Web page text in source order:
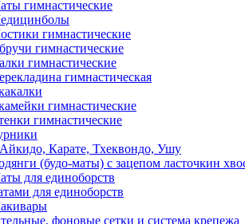
гимнастические
гимнастические
гимнастические
гимнастические
гимнастическая
гимнастические
гимнастические
Карате, Тхеквондо, Ушу
(будо-маты) с зацепом ласточкин
для единоборств
для единоборств
фоновые сетки и система крепежа